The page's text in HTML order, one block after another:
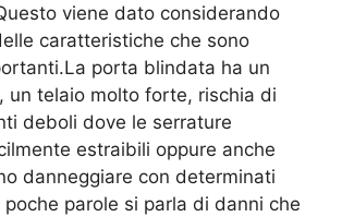
viene dato considerando
caratteristiche che sono
porta blindata ha un
un telaio molto forte, rischia di
deboli dove le serrature
estraibili oppure anche
danneggiare con determinati
parole si parla di danni che